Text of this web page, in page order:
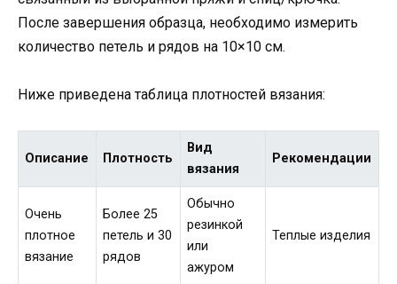
После завершения образца, необходимо измерить
количество петель и рядов на 10×10 см.
Ниже приведена таблица плотностей вязания:
Описание Плотность
Вид
вязания
Рекомендации
Очень
плотное
вязание
Более 25
петель и 30
рядов
Обычно
резинкой
или
ажуром
Теплые изделия